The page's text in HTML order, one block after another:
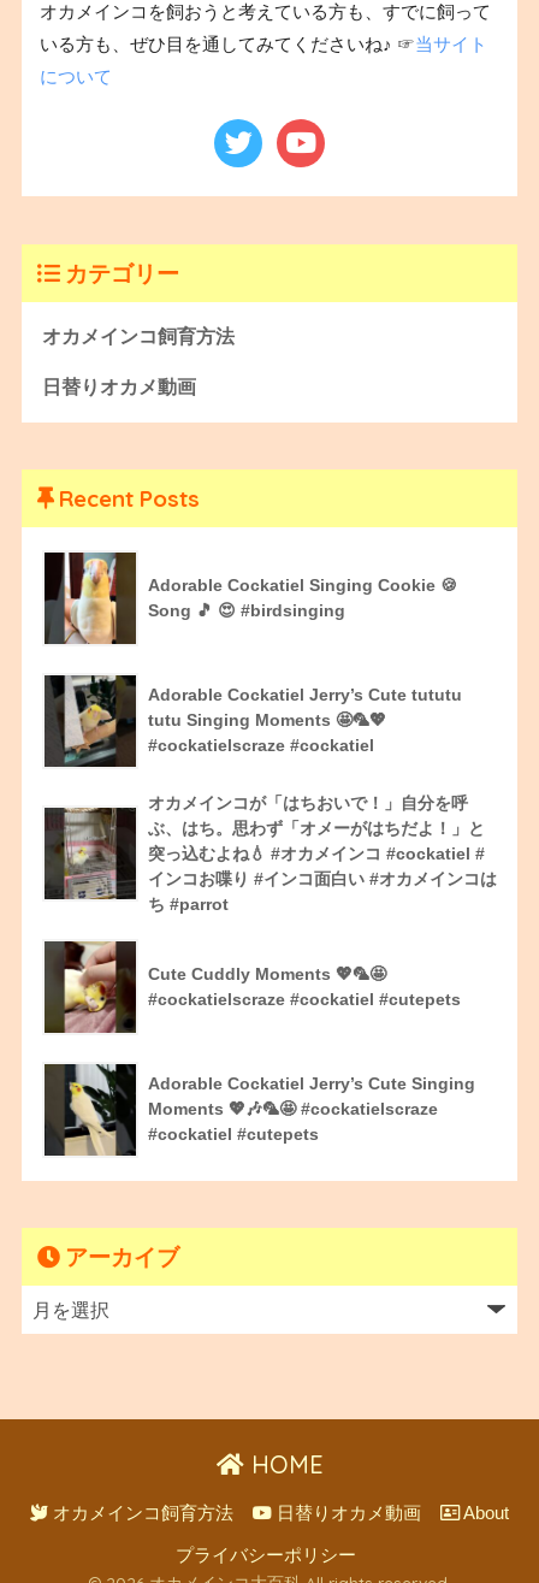
オカメインコを飼おうと考えている方も、すでに飼って
いる方も、ぜひ目を通してみてくださいね♪ ☞当サイト
について
カテゴリー
オカメインコ飼育方法
日替りオカメ動画
Recent Posts
Adorable Cockatiel Singing Cookie 🍪
Song 🎵 😍 #birdsinging
Adorable Cockatiel Jerry’s Cute tututu
tutu Singing Moments 🤩🦜💖
#cockatielscraze #cockatiel
オカメインコが「はちおいで！」自分を呼
ぶ、はち。思わず「オメーがはちだよ！」と
突っ込むよね💧 #オカメインコ #cockatiel #
インコお喋り #インコ面白い #オカメインコは
ち #parrot
Cute Cuddly Moments 💖🦜🤩
#cockatielscraze #cockatiel #cutepets
Adorable Cockatiel Jerry’s Cute Singing
Moments 💖🎶🦜🤩 #cockatielscraze
#cockatiel #cutepets
アーカイブ
HOME
オカメインコ飼育方法 日替りオカメ動画 About
プライバシーポリシー